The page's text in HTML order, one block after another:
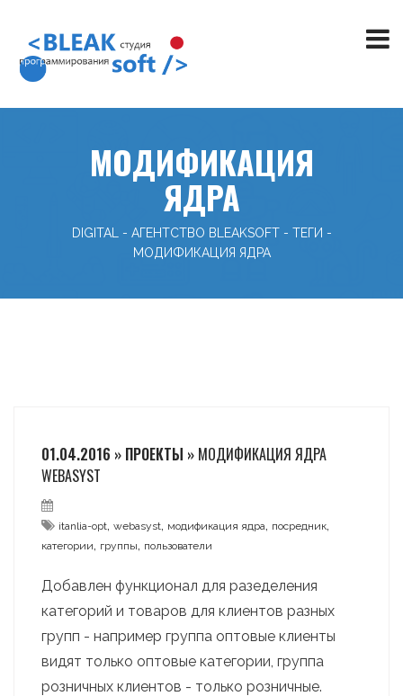
МОДИФИКАЦИЯ
ЯДРА
DIGITAL - АГЕНТСТВО BLEAKSOFT - ТЕГИ -
МОДИФИКАЦИЯ ЯДРА
01.04.2016 » ПРОЕКТЫ » МОДИФИКАЦИЯ ЯДРА
WEBASYST
itanlia-opt, webasyst, модификация ядра, посредник,
категории, группы, пользователи
Добавлен функционал для разеделения
категорий и товаров для клиентов разных
групп - например группа оптовые клиенты
видят только оптовые категории, группа
розничных клиентов - только розничные.